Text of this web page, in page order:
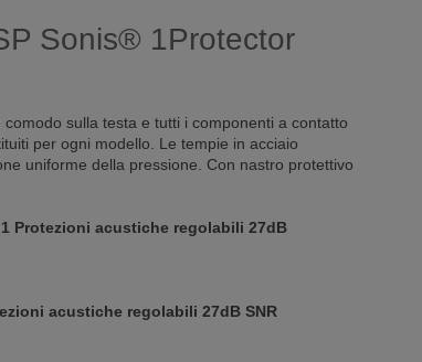
Sonis® 1Protector
sulla testa e tutti i componenti a contatto
per ogni modello. Le tempie in acciaio
uniforme della pressione. Con nastro protettivo
Protezioni acustiche regolabili 27dB
acustiche regolabili 27dB SNR